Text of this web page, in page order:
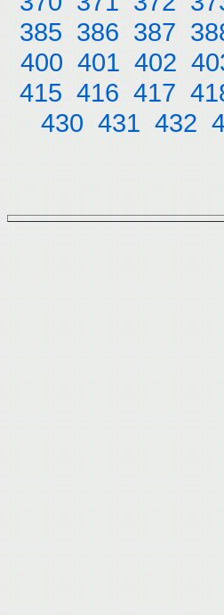
385 386 387
400 401 402
415 416 417
430 431 432